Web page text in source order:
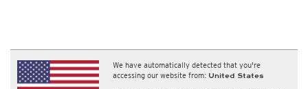
We have automatically detected that you're
accessing our website from: United States